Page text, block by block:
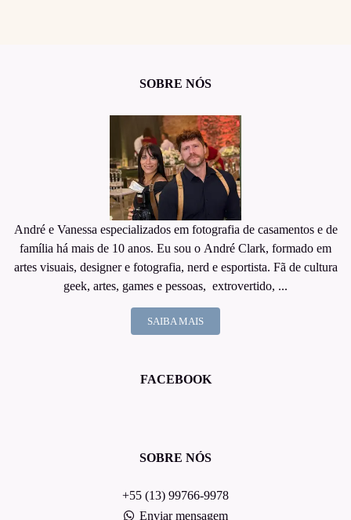
SOBRE NÓS
André e Vanessa especializados em fotografia de casamentos e de
família há mais de 10 anos. Eu sou o André Clark, formado em
artes visuais, designer e fotografia, nerd e esportista. Fã de cultura
geek, artes, games e pessoas, extrovertido, ...
SAIBA MAIS
FACEBOOK
SOBRE NÓS
+55 (13) 99766-9978
Enviar mensagem